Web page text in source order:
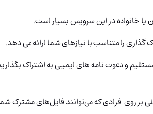
یا خانواده در این سرویس بسیار است.
و دعوت نامه های ایمیلی به اشتراک بگذارید
بر روی افرادی که می‌توانند فایل‌های مشترک